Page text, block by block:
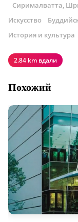
Сирималватта,
Искусство
История и культура
2.84 km вдали
Похожий